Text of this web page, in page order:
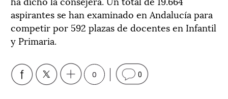
aspirantes se han examinado en Andalucía para
competir por 592 plazas de docentes en Infantil
y Primaria.
0 0